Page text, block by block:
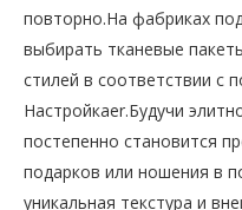
повторно.На фабриках
выбирать тканевые
стилей в соответствии с
Настройкаer.Будучи
постепенно становится
подарков или ношения в
уникальная текстура и